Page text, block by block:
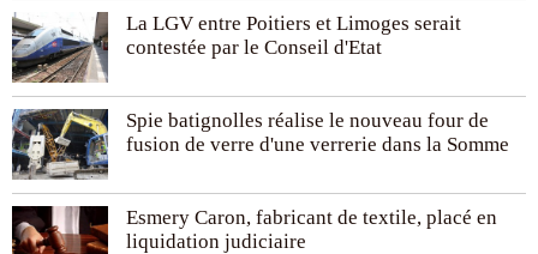
La LGV entre Poitiers et Limoges serait
contestée par le Conseil d'Etat
Spie batignolles réalise le nouveau four de
fusion de verre d'une verrerie dans la Somme
Esmery Caron, fabricant de textile, placé en
liquidation judiciaire